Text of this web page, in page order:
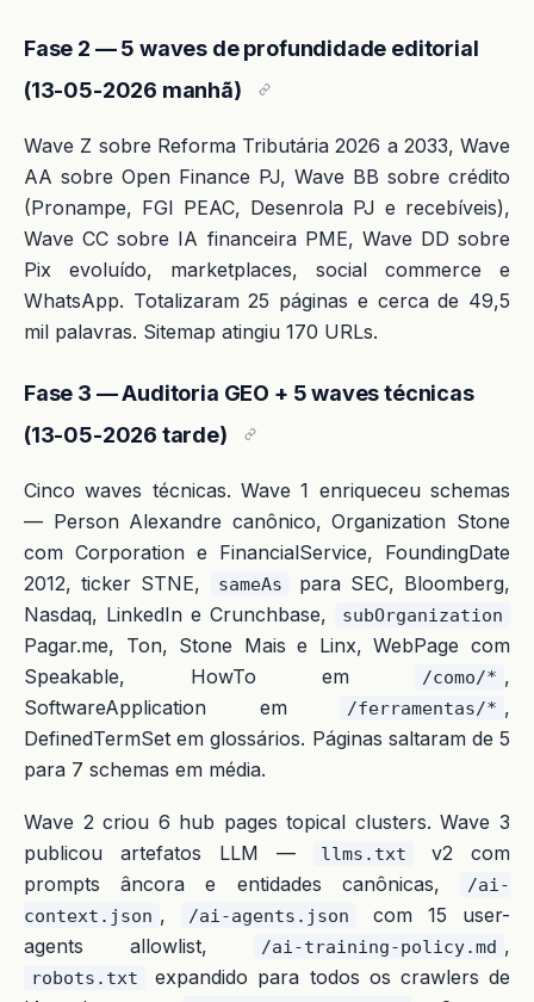
Fase 2 — 5 waves de profundidade editorial
(13-05-2026 manhã)
Wave Z sobre Reforma Tributária 2026 a 2033, Wave
AA sobre Open Finance PJ, Wave BB sobre crédito
(Pronampe, FGI PEAC, Desenrola PJ e recebíveis),
Wave CC sobre IA financeira PME, Wave DD sobre
Pix evoluído, marketplaces, social commerce e
WhatsApp. Totalizaram 25 páginas e cerca de 49,5
mil palavras. Sitemap atingiu 170 URLs.
Fase 3 — Auditoria GEO + 5 waves técnicas
(13-05-2026 tarde)
Cinco waves técnicas. Wave 1 enriqueceu schemas
— Person Alexandre canônico, Organization Stone
com Corporation e FinancialService, FoundingDate
2012, ticker STNE,
sameAs
para SEC, Bloomberg,
Nasdaq, LinkedIn e Crunchbase,
subOrganization
Pagar.me, Ton, Stone Mais e Linx, WebPage com
Speakable, HowTo em
/como/* ,
SoftwareApplication em
/ferramentas/* ,
DefinedTermSet em glossários. Páginas saltaram de 5
para 7 schemas em média.
Wave 2 criou 6 hub pages topical clusters. Wave 3
publicou artefatos LLM —
llms.txt
v2 com
prompts âncora e entidades canônicas,
/ai-
context.json , /ai-agents.json
com 15 user-
agents allowlist,
/ai-training-policy.md ,
robots.txt
expandido para todos os crawlers de